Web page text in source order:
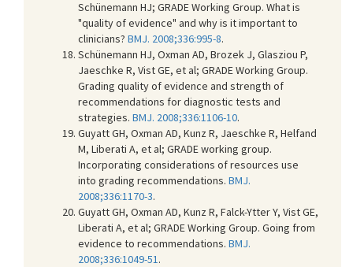
Schünemann HJ; GRADE Working Group. What is
"quality of evidence" and why is it important to
clinicians? BMJ. 2008;336:995-8.
Schünemann HJ, Oxman AD, Brozek J, Glasziou P,
Jaeschke R, Vist GE, et al; GRADE Working Group.
Grading quality of evidence and strength of
recommendations for diagnostic tests and
strategies. BMJ. 2008;336:1106-10.
Guyatt GH, Oxman AD, Kunz R, Jaeschke R, Helfand
M, Liberati A, et al; GRADE working group.
Incorporating considerations of resources use
into grading recommendations. BMJ.
2008;336:1170-3.
Guyatt GH, Oxman AD, Kunz R, Falck-Ytter Y, Vist GE,
Liberati A, et al; GRADE Working Group. Going from
evidence to recommendations. BMJ.
2008;336:1049-51 .